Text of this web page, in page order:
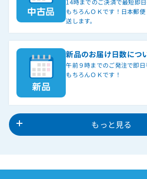
もちろんＯＫです！日本郵
送します。
新品のお届け日数につ
午前９時までのご発注で即
もちろんＯＫです！
もっと見る